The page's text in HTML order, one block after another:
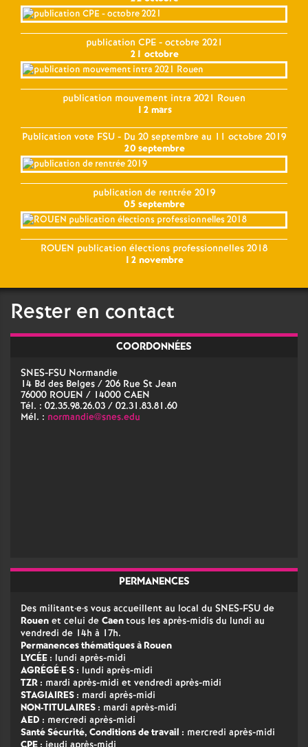
publication CPE - octobre 2021
21 octobre
publication mouvement intra 2021 Rouen
12 mars
Publication vote FSU - Du 20 septembre au 11 octobre 2019
20 septembre
publication de rentrée 2019
05 septembre
ROUEN publication élections professionnelles 2018
12 novembre
Rester en contact
COORDONNÉES
SNES-FSU Normandie
14 Bd des Belges / 206 Rue St Jean
76000 ROUEN / 14000 CAEN
Tél. : 02.35.98.26.03 / 02.31.83.81.60
Mél. : normandie@snes.edu
PERMANENCES
Des militant·e·s vous accueillent au local du SNES-FSU de
Rouen et celui de Caentous les après-midis du lundi au
vendredi de 14h à 17h.
Permanences thématiques à Rouen
LYCÉE : lundi après-midi
AGRÉGÉ·E·S : lundi après-midi
TZR : mardi après-midi et vendredi après-midi
STAGIAIRES : mardi après-midi
NON-TITULAIRES : mardi après-midi
AED : mercredi après-midi
Santé Sécurité, Conditions de travail : mercredi après-midi